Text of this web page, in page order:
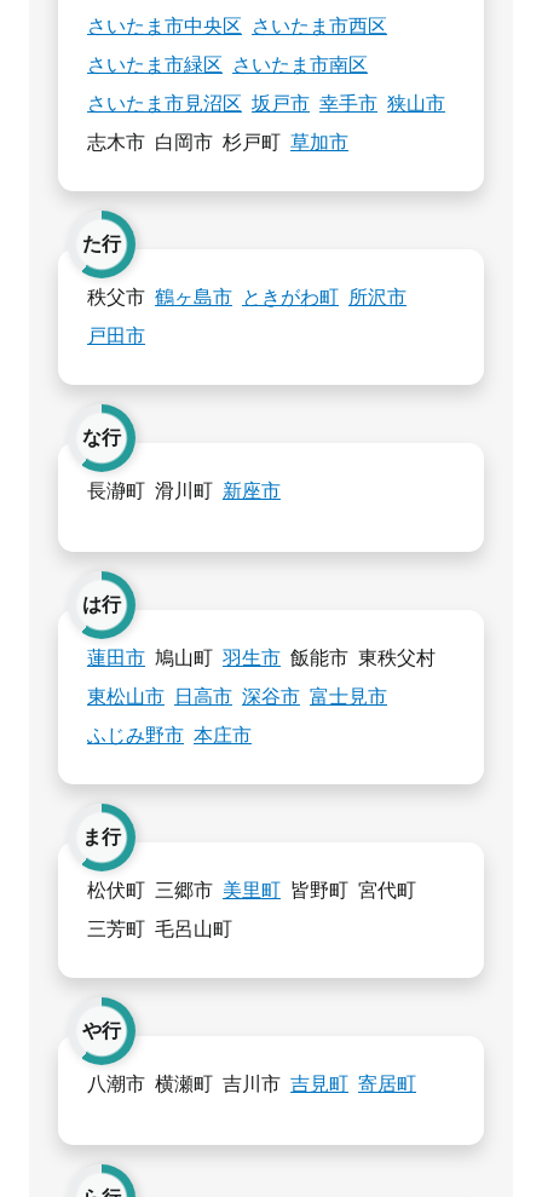
さいたま市中央区
さいたま市西区
さいたま市緑区
さいたま市南区
さいたま市見沼区 坂戸市 幸手市 狭山市
志木市 白岡市 杉戸町 草加市
た行
秩父市 鶴ヶ島市 ときがわ町 所沢市
戸田市
な行
長瀞町 滑川町 新座市
は行
蓮田市 鳩山町 羽生市 飯能市 東秩父村
東松山市
日高市 深谷市 富士見市
ふじみ野市 本庄市
ま行
松伏町 三郷市 美里町 皆野町 宮代町
三芳町 毛呂山町
や行
八潮市 横瀬町 吉川市 吉見町 寄居町